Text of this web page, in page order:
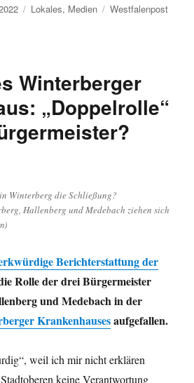
Kategorien
Lokales, Medien Schlagwörter
Westfalenpost
Winterberger
„Doppelrolle“
Winterberg die Schließung?
Hallenberg und Medebach ziehen sich
Berichterstattung der
Rolle der drei Bürgermeister
und Medebach in der
Krankenhausesaufgefallen.
weil ich mir nicht erklären
keine Verantwortung